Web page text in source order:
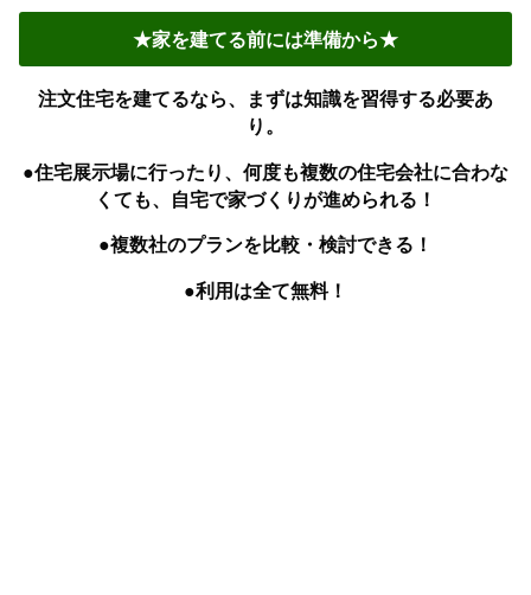
★家を建てる前には準備から★
注文住宅を建てるなら、まずは知識を習得する必要あ
り。
●住宅展示場に行ったり、何度も複数の住宅会社に合わな
くても、自宅で家づくりが進められる！
●複数社のプランを比較・検討できる！
●利用は全て無料！